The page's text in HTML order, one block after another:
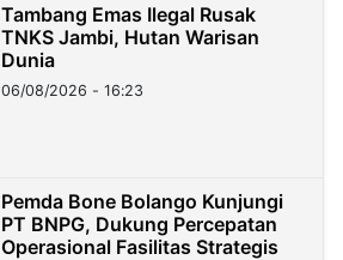
Tambang Emas Ilegal Rusak
TNKS Jambi, Hutan Warisan
Dunia
06/08/2026 - 16:23
Pemda Bone Bolango Kunjungi
PT BNPG, Dukung Percepatan
Operasional Fasilitas Strategis